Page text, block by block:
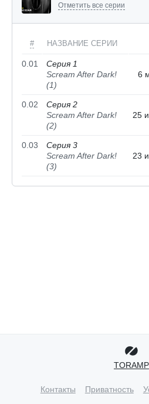
Отметить все серии
# НАЗВАНИЕ СЕРИИ
0.01
Серия 1
Scream After Dark!
(1)
6
0.02
Серия 2
Scream After Dark!
(2)
25
0.03
Серия 3
Scream After Dark!
(3)
23
TORAMP
Контакты Приватность